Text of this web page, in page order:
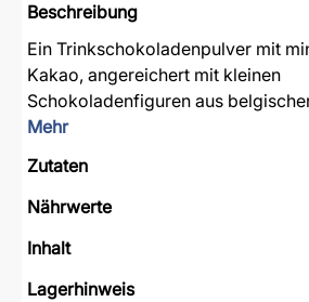
Beschreibung
Ein Trinkschokoladenpulver mit
Kakao, angereichert mit kleinen
Schokoladenfiguren aus
Mehr
Zutaten
Nährwerte
Inhalt
Lagerhinweis